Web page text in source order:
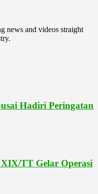
news and videos straight
Hadiri Peringatan
TT Gelar Operasi